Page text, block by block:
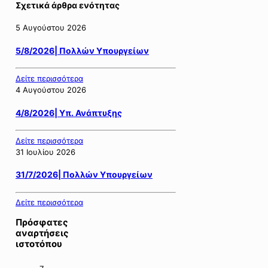
Σχετικά άρθρα ενότητας
5 Αυγούστου 2026
5/8/2026| Πολλών Υπουργείων
Δείτε περισσότερα
4 Αυγούστου 2026
4/8/2026| Υπ. Ανάπτυξης
Δείτε περισσότερα
31 Ιουλίου 2026
31/7/2026| Πολλών Υπουργείων
Δείτε περισσότερα
Πρόσφατες
αναρτήσεις
ιστοτόπου